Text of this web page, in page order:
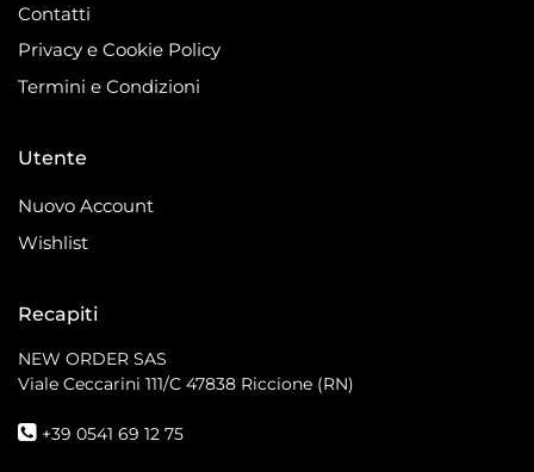
Contatti
Privacy e Cookie Policy
Termini e Condizioni
Utente
Nuovo Account
Wishlist
Recapiti
NEW ORDER SAS
Viale Ceccarini 111/C 47838 Riccione (RN)
+39 0541 69 12 75